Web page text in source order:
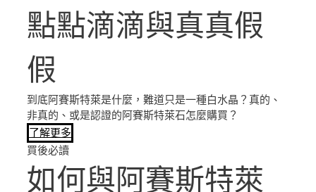
點點滴滴與真真假
假
到底阿賽斯特萊是什麼，難道只是一種白水晶？真的、
非真的、或是認證的阿賽斯特萊石怎麼購買？
了解更多
買後必讀
如何與阿賽斯特萊